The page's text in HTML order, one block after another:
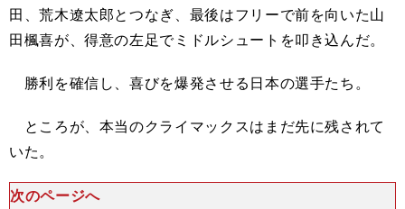
田、荒木遼太郎とつなぎ、最後はフリーで前を向いた山
田楓喜が、得意の左足でミドルシュートを叩き込んだ。
勝利を確信し、喜びを爆発させる日本の選手たち。
ところが、本当のクライマックスはまだ先に残されて
いた。
次のページへ